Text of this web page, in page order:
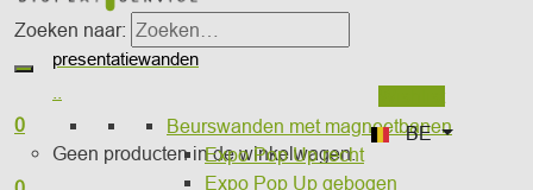
Zoeken naar:
0
Geen producten in de winkelwagen.
BE
presentatiewanden
Beurswanden met magneetbanen
Expo Pop Up recht
Expo Pop Up gebogen
8